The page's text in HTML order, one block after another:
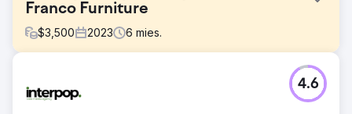
Franco Furniture
$3,500 2023 6 mies.
Franco Fine Furniture, średniej wielkości producent mebli
na zamówienie, miał pięknie zaprojektowaną stronę
4.6